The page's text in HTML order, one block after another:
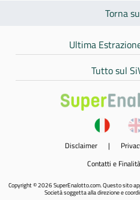
Torna su
Ultima
Tutto sul
Disclaimer |
Contatti e
Copyright © 2026 SuperEnalotto.com. Questo sito
Società soggetta alla direzione e